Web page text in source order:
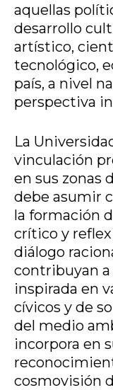
aquellas
desarrollo
artístico,
tecnológico,
país, a nivel
perspectiva
La
vinculación
en sus zonas
debe asumir
la formación
crítico y
diálogo
contribuyan
inspirada en
cívicos y de
del medio
incorpora en
cosmovisión